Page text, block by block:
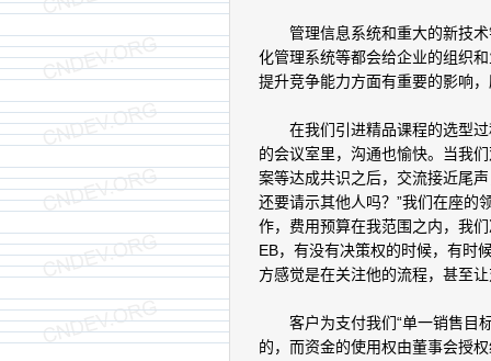
管理信息系统和重大的新技术
化管理系统等都会给企业的组织
提升竞争能力方面有重要的影响
在我们引进精品课程的选型过
的会议室里，沟通也愉快。当我
案等达成共识之后，交流接近尾
还要请示其他人吗？”我们在座的
作，费用预算在我范围之内，我
EB，有没有决策权的时候，有时
方感觉是在关注他的流程，甚至
客户为支付我们“单一销售目标
的，而资金的使用权由董事会授